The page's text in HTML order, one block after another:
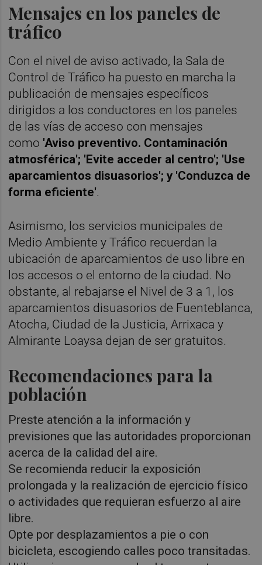
Mensajes en los paneles de
tráfico
Con el nivel de aviso activado, la Sala de
Control de Tráfico ha puesto en marcha la
publicación de mensajes específicos
dirigidos a los conductores en los paneles
de las vías de acceso con mensajes
como 'Aviso preventivo. Contaminación
atmosférica'; 'Evite acceder al centro'; 'Use
aparcamientos disuasorios'; y 'Conduzca de
forma eficiente'.
Asimismo, los servicios municipales de
Medio Ambiente y Tráfico recuerdan la
ubicación de aparcamientos de uso libre en
los accesos o el entorno de la ciudad. No
obstante, al rebajarse el Nivel de 3 a 1, los
aparcamientos disuasorios de Fuenteblanca,
Atocha, Ciudad de la Justicia, Arrixaca y
Almirante Loaysa dejan de ser gratuitos.
Recomendaciones para la
población
Preste atención a la información y
previsiones que las autoridades proporcionan
acerca de la calidad del aire.
Se recomienda reducir la exposición
prolongada y la realización de ejercicio físico
o actividades que requieran esfuerzo al aire
libre.
Opte por desplazamientos a pie o con
bicicleta, escogiendo calles poco transitadas.